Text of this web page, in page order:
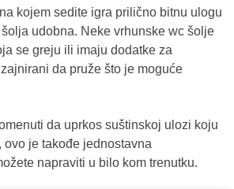
kojem sedite igra prilično bitnu ulogu
udobna. Neke vrhunske wc šolje
se greju ili imaju dodatke za
da pruže što je moguće
da uprkos suštinskoj ulozi koju
ovo je takođe jednostavna
napraviti u bilo kom trenutku.